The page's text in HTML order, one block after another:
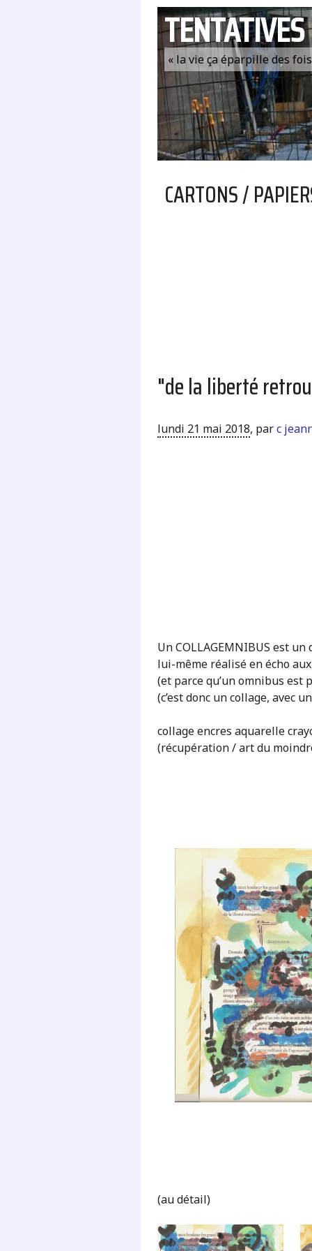
TENTATIVES
« la vie ça éparpille des
CARTONS /
"de la liberté
lundi 21 mai 2018, parc
Un COLLAGEMNIBUS est un
lui-même réalisé en écho
(et parce qu’un omnibus est
(c’est donc un collage, avec
collage encres aquarelle
(récupération / art du
(au détail)